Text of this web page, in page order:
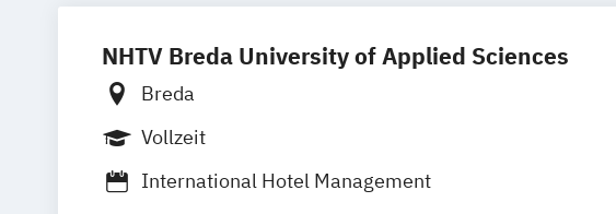
NHTV Breda University of Applied Sciences
Breda
Vollzeit
International Hotel Management